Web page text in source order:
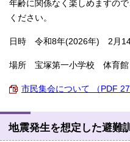
年齢に関係なく楽しめますの
ください。
日時 令和8年(2026年) 2月14
場所 宝塚第一小学校 体育館
市民集会について （PDF
地震発生を想定した避難